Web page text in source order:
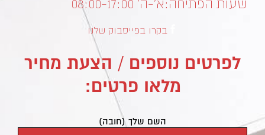
שעות הפתיחה:א’-ה’ 08:00-17:00
בקרו בפייסבוק שלנו
לפרטים נוספים / הצעת מחיר
מלאו פרטים:
השם שלך (חובה)